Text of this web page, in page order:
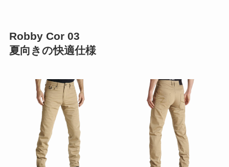
Robby Cor 03
夏向きの快適仕様